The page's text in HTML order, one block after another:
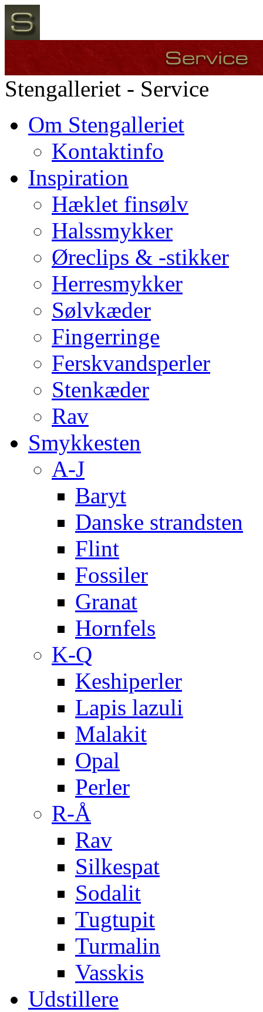
Stengalleriet - Service
Om Stengalleriet
Kontaktinfo
Inspiration
Hæklet finsølv
Halssmykker
Øreclips & -stikker
Herresmykker
Sølvkæder
Fingerringe
Ferskvandsperler
Stenkæder
Rav
Smykkesten
A-J
Baryt
Danske strandsten
Flint
Fossiler
Granat
Hornfels
K-Q
Keshiperler
Lapis lazuli
Malakit
Opal
Perler
R-Å
Rav
Silkespat
Sodalit
Tugtupit
Turmalin
Vasskis
Udstillere